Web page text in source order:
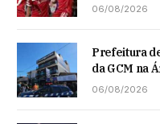
06/08/2026
Prefeitura
da GCM na
06/08/2026